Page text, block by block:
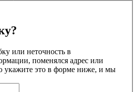
или неточность в
поменялся адрес или
укажите это в форме ниже, и мы